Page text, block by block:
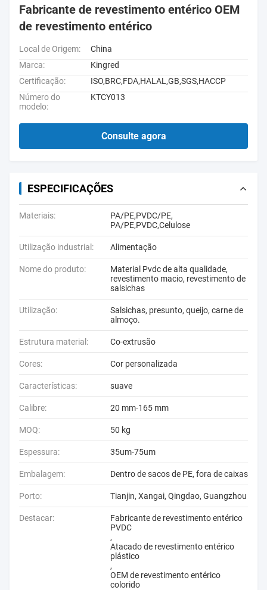
Fabricante de revestimento entérico OEM
de revestimento entérico
Local de Origem:
China
Marca:
Kingred
Certificação:
ISO,BRC,FDA,HALAL,GB,SGS,HACCP
Número do
modelo:
KTCY013
Consulte agora
ESPECIFICAÇÕES
Materiais:
PA/PE,PVDC/PE,
PA/PE,PVDC,Celulose
Utilização industrial: Alimentação
Nome do produto:
Material Pvdc de alta qualidade,
revestimento macio, revestimento de
salsichas
Utilização:
Salsichas, presunto, queijo, carne de
almoço.
Estrutura material: Co-extrusão
Cores: Cor personalizada
Características: suave
Calibre: 20 mm-165 mm
MOQ: 50 kg
Espessura: 35um-75um
Embalagem: Dentro de sacos de PE, fora de caixas
Porto: Tianjin, Xangai, Qingdao, Guangzhou
Destacar:
Fabricante de revestimento entérico
PVDC
,
Atacado de revestimento entérico
plástico
,
OEM de revestimento entérico
colorido